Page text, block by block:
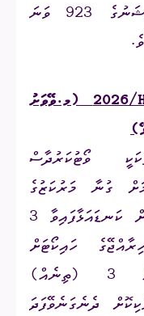
ކަންކަމަށް ޢަމަލު ކުރުމަށް، ކޮމިޝަނުގެ 923 ވަނަ
2026/(މ.ވޭވަށު
ވޯޓުކަރުދާސް
ގުނާ މަރުކަޒުގެ
ވެރިޔާއަށް ކަށަވަރުވާތީ، ޞައްޙަކަމަށް ކަނޑައަޅާފައިވާ 3
ހައިކޯޓަށް
ހުށަހެޅި މައްސަލައިގައި ހިމެނޭ 3 (ތިނެއް)
ދެނެގަނެވޭފަދަ